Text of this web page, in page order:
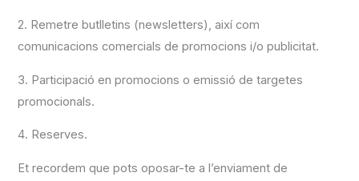
2. Remetre butlletins (newsletters), així com
comunicacions comercials de promocions i/o publicitat.
3. Participació en promocions o emissió de targetes
promocionals.
4. Reserves.
Et recordem que pots oposar-te a l’enviament de